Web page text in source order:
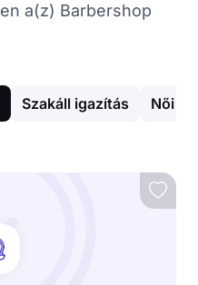
a(z) Barbershop
Szakáll igazítás Női